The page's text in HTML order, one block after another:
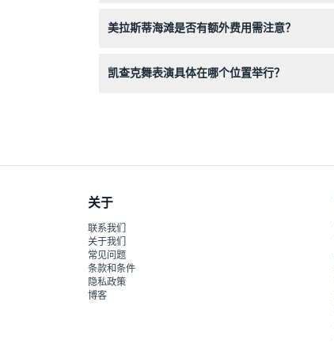
美拉斯蒂海滩是否有额外费用需注意？
凯查克舞表演具体在哪个位置举行？
关于
联系我们
关于我们
常见问题
条款和条件
隐私政策
博客